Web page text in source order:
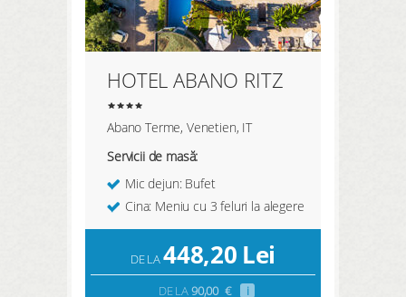
HOTEL ABANO RITZ
Abano Terme, Venetien, IT
Servicii de masă:
Mic dejun: Bufet
Cina: Meniu cu 3 feluri la alegere
DE LA448,20 Lei
DE LA90,00 €
i